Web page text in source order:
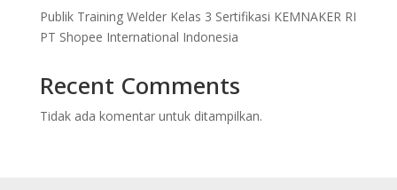
Publik Training Welder Kelas 3 Sertifikasi KEMNAKER RI
PT Shopee International Indonesia
Recent Comments
Tidak ada komentar untuk ditampilkan.